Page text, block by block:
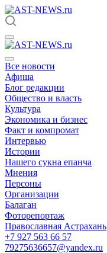
Все новости
Афиша
Блог редакции
Общество и власть
Культура
Экономика и бизнес
Факт и компромат
Интервью
Истории
Нашего сукна епанча
Мнения
Персоны
Организации
Балаган
Фоторепортаж
Православная Астрахань
+7 927 563 66 57
79275636657@yandex.ru